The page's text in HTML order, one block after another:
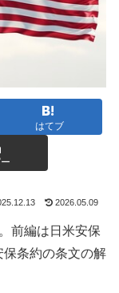
はてブ
2026.05.09
前編は日米安保
条約の条文の解